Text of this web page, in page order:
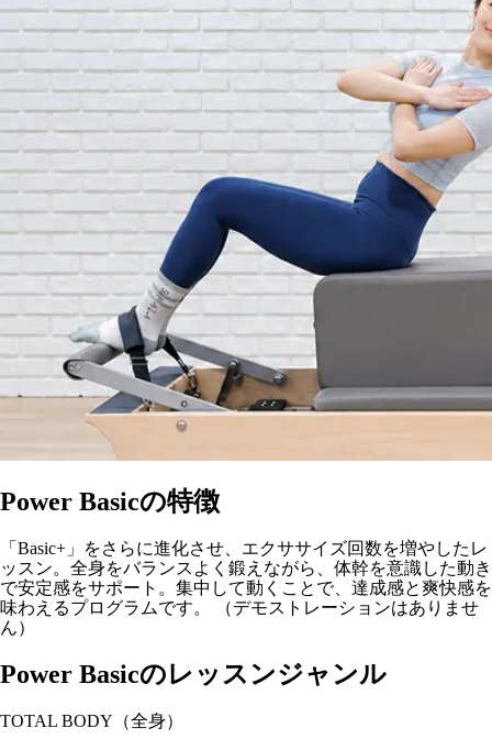
Power Basicの特徴
「Basic+」をさらに進化させ、エクササイズ回数を増やしたレ
ッスン。全身をバランスよく鍛えながら、体幹を意識した動き
で安定感をサポート。集中して動くことで、達成感と爽快感を
味わえるプログラムです。 （デモストレーションはありませ
ん）
Power Basicのレッスンジャンル
TOTAL BODY（全身）